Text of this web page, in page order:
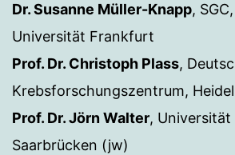
Dr. Susanne Müller-Knapp,
Universität Frankfurt
Prof. Dr. Christoph Plass,
Krebsforschungszentrum,
Prof. Dr. Jörn Walter, Universität
Saarbrücken (jw)